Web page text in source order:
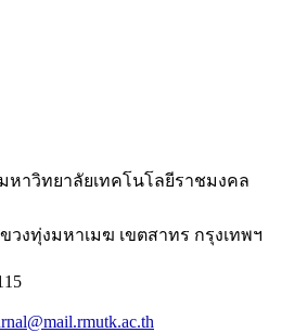
าวิทยาลัยเทคโนโลยีราชมงคล
วงทุ่งมหาเมฆ เขตสาทร กรุงเทพฯ